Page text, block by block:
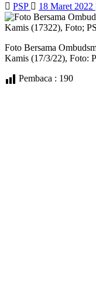
PSP 18 Maret 2022
Foto Bersama
Kamis (17/3/22), Foto:
Pembaca : 190